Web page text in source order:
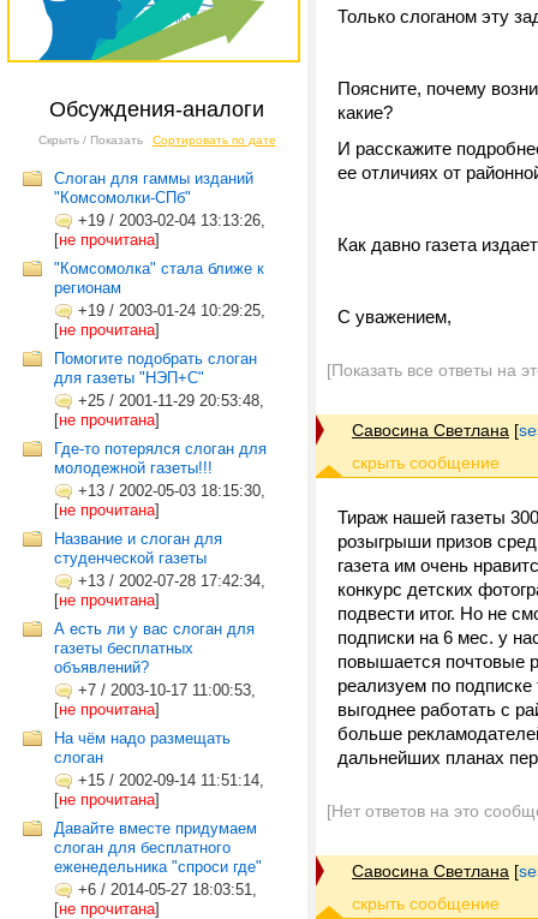
Обсуждения-аналоги
Скрыть / Показать Сортировать по дате
Слоган для гаммы изданий
"Комсомолки-CПб"
+19 / 2003-02-04 13:13:26,
[не прочитана]
"Комсомолка" стала ближе к
регионам
+19 / 2003-01-24 10:29:25,
[не прочитана]
Помогите подобрать слоган
для газеты "НЭП+С"
+25 / 2001-11-29 20:53:48,
[не прочитана]
Где-то потерялся слоган для
молодежной газеты!!!
+13 / 2002-05-03 18:15:30,
[не прочитана]
Название и слоган для
студенческой газеты
+13 / 2002-07-28 17:42:34,
[не прочитана]
А есть ли у вас слоган для
газеты бесплатных
объявлений?
+7 / 2003-10-17 11:00:53,
[не прочитана]
На чём надо размещать
слоган
+15 / 2002-09-14 11:51:14,
[не прочитана]
Давайте вместе придумаем
слоган для бесплатного
еженедельника "спроси где"
+6 / 2014-05-27 18:03:51,
[не прочитана]
Только слоганом эту
Поясните, почему
какие?
И расскажите
ее отличиях от
Как давно газета
С уважением,
[Показать все ответы на
Савосина Светлана [
Тираж нашей газеты
розыгрыши призов
газета им очень
конкурс детских
подвести итог. Но не
подписки на 6 мес. у
повышается почтовые
реализуем по подписке
выгоднее работать с
больше
дальнейших планах
[Нет ответов на это
Савосина Светлана [